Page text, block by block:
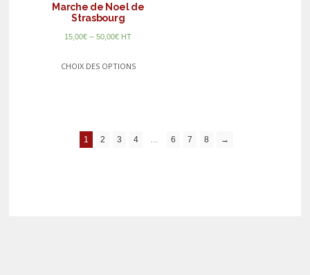
Marche de Noel de
Strasbourg
15,00€ –50,00€ HT
CHOIX DES OPTIONS
1 2 3 4 … 6 7 8 →